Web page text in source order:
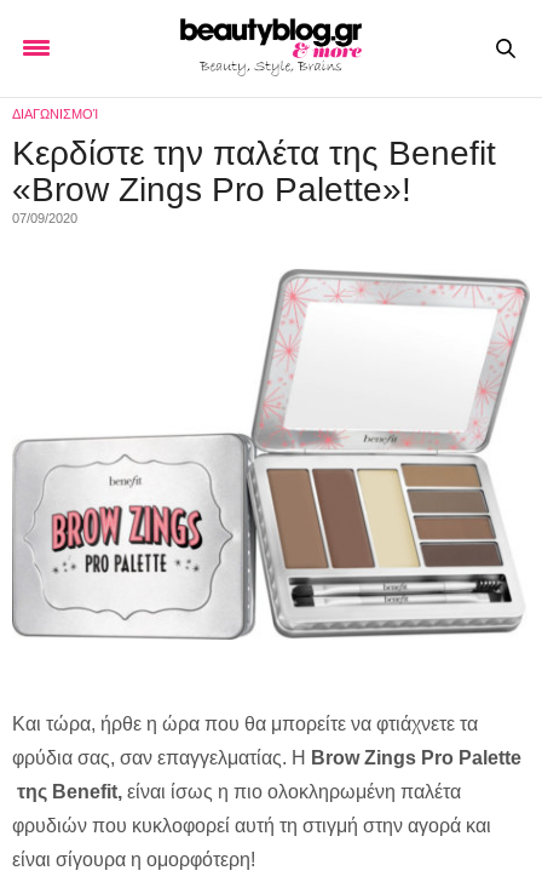
ΔΙΑΓΩΝΙΣΜΟΊ
Κερδίστε την παλέτα της Benefit
«Brow Zings Pro Palette»!
07/09/2020
Και τώρα, ήρθε η ώρα που θα μπορείτε να φτιάχνετε τα
φρύδια σας, σαν επαγγελματίας. Η Brow Zings Pro Palette
της Benefit, είναι ίσως η πιο ολοκληρωμένη παλέτα
φρυδιών που κυκλοφορεί αυτή τη στιγμή στην αγορά και
είναι σίγουρα η ομορφότερη!